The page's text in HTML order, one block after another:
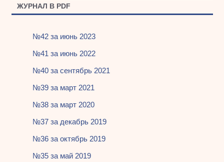
ЖУРНАЛ В PDF
№42 за июнь 2023
№41 за июнь 2022
№40 за сентябрь 2021
№39 за март 2021
№38 за март 2020
№37 за декабрь 2019
№36 за октябрь 2019
№35 за май 2019